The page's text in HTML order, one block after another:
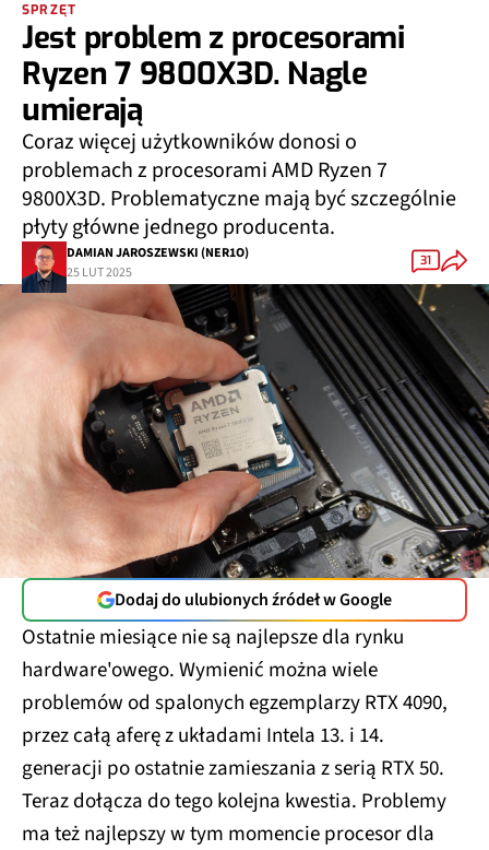
SPRZĘT
Jest problem z procesorami
Ryzen 7 9800X3D. Nagle
umierają
Coraz więcej użytkowników donosi o
problemach z procesorami AMD Ryzen 7
9800X3D. Problematyczne mają być szczególnie
płyty główne jednego producenta.
DAMIAN JAROSZEWSKI (NER1O)
25 LUT 2025
31
Dodaj do ulubionych źródeł w Google
Ostatnie miesiące nie są najlepsze dla rynku
hardware'owego. Wymienić można wiele
problemów od spalonych egzemplarzy RTX 4090,
przez całą aferę z układami Intela 13. i 14.
generacji po ostatnie zamieszania z serią RTX 50.
Teraz dołącza do tego kolejna kwestia. Problemy
ma też najlepszy w tym momencie procesor dla